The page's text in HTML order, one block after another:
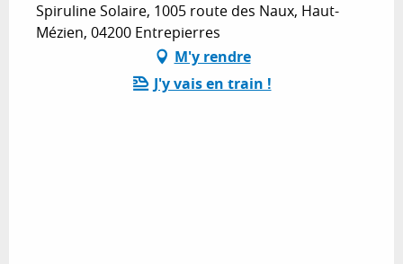
Spiruline Solaire, 1005 route des Naux, Haut-
Mézien, 04200 Entrepierres
M'y rendre
J'y vais en train !